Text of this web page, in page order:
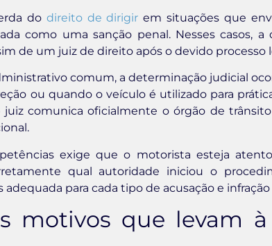
do direito de dirigir em situações que
como uma sanção penal. Nesses casos,
de um juiz de direito após o devido processo
comum, a determinação judicial
ou quando o veículo é utilizado para
comunica oficialmente o órgão de
exige que o motorista esteja
qual autoridade iniciou o
para cada tipo de acusação e
motivos que levam à